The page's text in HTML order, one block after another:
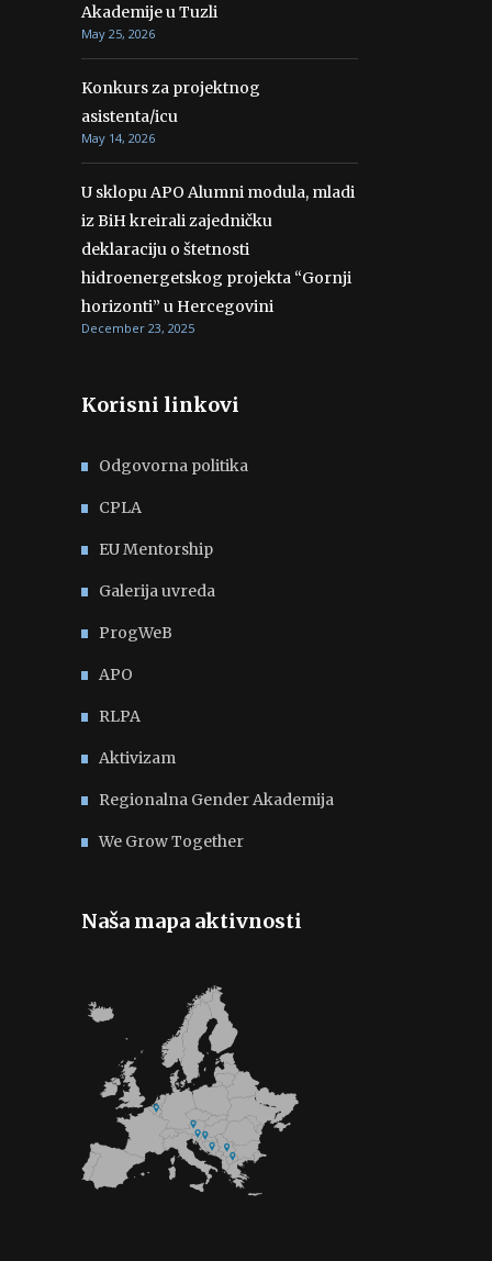
Akademije u Tuzli
May 25, 2026
Konkurs za projektnog
asistenta/icu
May 14, 2026
U sklopu APO Alumni modula, mladi
iz BiH kreirali zajedničku
deklaraciju o štetnosti
hidroenergetskog projekta “Gornji
horizonti” u Hercegovini
December 23, 2025
Korisni linkovi
Odgovorna politika
CPLA
EU Mentorship
Galerija uvreda
ProgWeB
APO
RLPA
Aktivizam
Regionalna Gender Akademija
We Grow Together
Naša mapa aktivnosti